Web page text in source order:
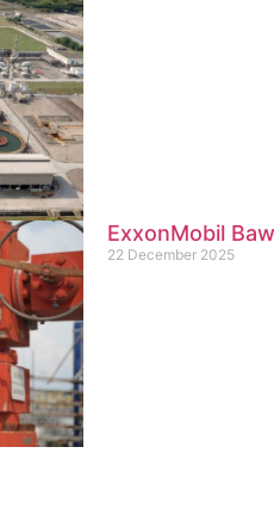
ExxonMobil
22 December 2025